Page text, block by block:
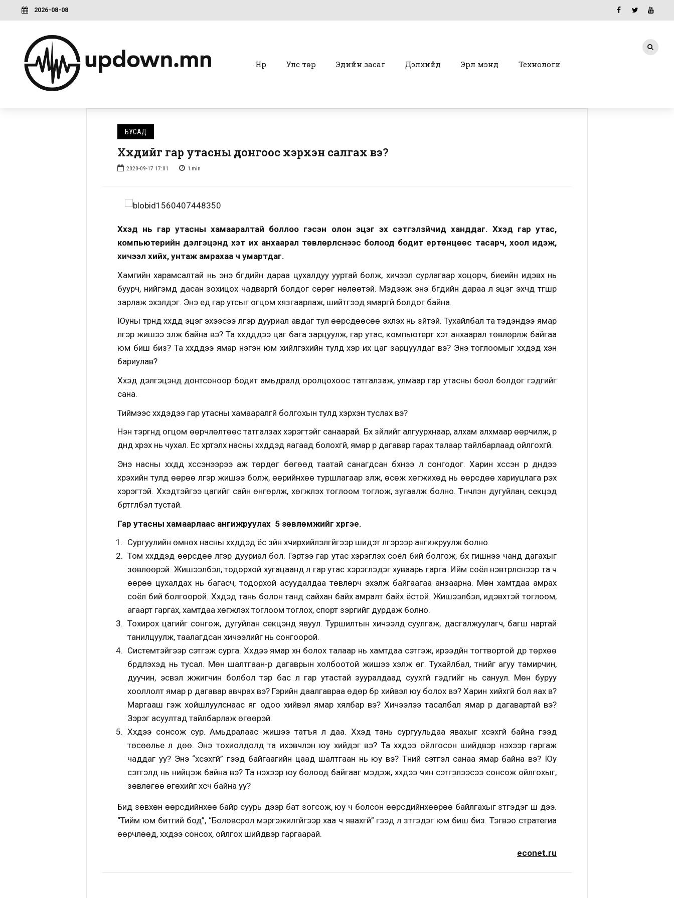
2026-08-08
Нүүр Улс төр Эдийн засаг Дэлхийд Эрүүл мэнд Технологи
БУСАД
Хүүхдийг гар утасны донгоос хэрхэн салгах вэ?
2020-09-17 17:01 1 min
Хүүхэд нь гар утасны хамааралтай боллоо гэсэн олон эцэг эх сэтгэлзүйчид ханддаг. Хүүхэд гар утас,
компьютерийн дэлгэцэнд хэт их анхаарал төвлөрүүлснээс болоод бодит ертөнцөөс тасарч, хоол идэж,
хичээл хийх, унтаж амрахаа ч умартдаг.
Хамгийн харамсалтай нь энэ бүгдийн дараа цухалдуу ууртай болж, хичээл сурлагаар хоцорч, биеийн идэвх нь
буурч, нийгэмд дасан зохицох чадваргүй болдог сөрөг нөлөөтэй. Мэдээж энэ бүгдийн дараа л эцэг эхчүүд түгшүүр
зарлаж эхэлдэг. Энэ үед гар утсыг огцом хязгаарлаж, шийтгээд ямаргүй болдог байна.
Юуны түрүүнд хүүхдүүд эцэг эхээсээ үлгэр дууриал авдаг тул өөрсдөөсөө эхлэх нь зүйтэй. Тухайлбал та тэдэндээ ямар
үлгэр жишээ үзүүлж байна вэ? Та хүүхдүүддээ цаг бага зарцуулж, гар утас, компьютерт хэт анхаарал төвлөрүүлж байгаа
юм биш биз? Та хүүхдүүдээ ямар нэгэн юм хийлгэхийн тулд хэр их цаг зарцуулдаг вэ? Энэ тоглоомыг хүүхдэд хэн
бариулав?
Хүүхэд дэлгэцэнд донтсоноор бодит амьдралд оролцохоос татгалзаж, улмаар гар утасны боол болдог гэдгийг
сана.
Тиймээс хүүхдэдээ гар утасны хамааралгүй болгохын тулд хэрхэн туслах вэ?
Нэн тэргүүнд огцом өөрчлөлтөөс татгалзах хэрэгтэйг санаарай. Бүх зүйлийг алгуурхнаар, алхам алхмаар өөрчилж, үр
дүнд хүрэх нь чухал. Ес хүртэлх насны хүүхдүүдэд яагаад болохгүй, ямар үр дагавар гарах талаар тайлбарлаад ойлгохгүй.
Энэ насны хүүхдүүд хүссэнээрээ аж төрдөг бөгөөд таатай санагдсан бүхнээ л сонгодог. Харин хүссэн үр дүндээ
хүрэхийн тулд өөрөө үлгэр жишээ болж, өөрийнхөө туршлагаар үзүүлж, өсөж хөгжихөд нь өөрсдөө хариуцлага үүрэх
хэрэгтэй. Хүүхэдтэйгээ цагийг сайн өнгөрүүлж, хөгжүүлэх тоглоом тоглож, зугаалж болно. Түүнчлэн дугуйлан, секцэд
бүртгүүлбэл тустай.
Гар утасны хамаарлаас ангижруулах 5 зөвлөмжийг хүргэе.
Сургуулийн өмнөх насны хүүхдүүдэд ёс зүйн хүчирхийлэлгүйгээр шидэт үлгэрээр ангижруулж болно.
Том хүүхдүүдэд өөрсдөө үлгэр дууриал бол. Гэртээ гар утас хэрэглэх соёл бий болгож, бүх гишүүнээ чанд дагахыг
зөвлөөрэй. Жишээлбэл, тодорхой хугацаанд л гар утас хэрэглэдэг хуваарь гарга. Ийм соёл нэвтрүүлснээр та ч
өөрөө цухалдах нь багасч, тодорхой асуудалдаа төвлөрч эхэлж байгаагаа анзаарна. Мөн хамтдаа амрах
соёл бий болгоорой. Хүүхдэд тань болон танд сайхан байх амралт байх ёстой. Жишээлбэл, идэвхтэй тоглоом,
агаарт гаргах, хамтдаа хөгжүүлэх тоглоом тоглох, спорт зэргийг дурдаж болно.
Тохирох цагийг сонгож, дугуйлан секцэнд явуул. Туршилтын хичээлд суулгаж, дасгалжуулагч, багш нартай
танилцуулж, таалагдсан хичээлийг нь сонгоорой.
Системтэйгээр сэтгэж сурга. Хүүхдээ ямар хүн болох талаар нь хамтдаа сэтгэж, ирээдүйн тогтвортой дүр төрхөө
бүрдүүлэхэд нь тусал. Мөн шалтгаан-үр дагаврын холбоотой жишээ хэлж өг. Тухайлбал, түүнийг агуу тамирчин,
дуучин, эсвэл жүжигчин болбол тэр бас л гар утастай зууралдаад суухгүй гэдгийг нь сануул. Мөн буруу
хооллолт ямар үр дагавар авчрах вэ? Гэрийн даалгавраа өдөр бүр хийвэл юу болох вэ? Харин хийхгүй бол яах в?
Маргааш гэж хойшлуулснаас яг одоо хийвэл ямар хялбар вэ? Хичээлээ тасалбал ямар үр дагавартай вэ?
Зэрэг асуултад тайлбарлаж өгөөрэй.
Хүүхдээ сонсож сур. Амьдралаас жишээ татъя л даа. Хүүхэд тань сургуульдаа явахыг хүсэхгүй байна гээд
төсөөлье л дөө. Энэ тохиолдолд та ихэвчлэн юу хийдэг вэ? Та хүүхдээ ойлгосон шийдвэр үнэхээр гаргаж
чаддаг уу? Энэ “хүсэхгүй” гээд байгаагийн цаад шалтгаан нь юу вэ? Түүний сэтгэл санаа ямар байна вэ? Юу
сэтгэлд нь нийцэж байна вэ? Та үнэхээр юу болоод байгааг мэдэж, хүүхдээ чин сэтгэлээсээ сонсож ойлгохыг,
зөвлөгөө өгөхийг хүсч байна уу?
Бид зөвхөн өөрсдийнхөө байр суурь дээр бат зогсож, юу ч болсон өөрсдийнхөөрөө байлгахыг зүтгэдэг шүү дээ.
“Тийм юм битгий бод”, “Боловсрол мэргэжилгүйгээр хаа ч явахгүй” гээд л зүтгэдэг юм биш биз. Тэгвэо стратегиа
өөрчлөөд, хүүхдээ сонсох, ойлгох шийдвэр гаргаарай.
econet.ru